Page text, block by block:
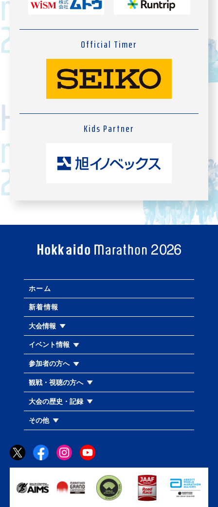
Official Timer
Kids Partner
ホーム
新着情報
大会情報
イベント情報
参加者の方へ
観戦・視聴の方へ
大会の歴史・記録
その他